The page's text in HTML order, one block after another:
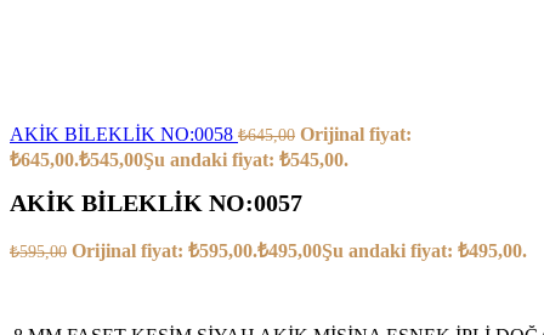
AKİK BİLEKLİK NO:0058 ₺645,00 Orijinal fiyat:
₺645,00.₺545,00Şu andaki fiyat: ₺545,00.
AKİK BİLEKLİK NO:0057
₺595,00 Orijinal fiyat: ₺595,00.₺495,00Şu andaki fiyat: ₺495,00.